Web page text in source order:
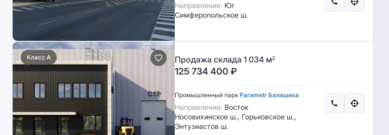
Направление: Юг
Симферопольское ш.
Класс A Продажа склада 1 034 м2
125 734 400 ₽
Промышленный парк Parametr Балашиха
Направление: Восток
Носовихинское ш., Горьковское ш.,
Энтузиастов ш.